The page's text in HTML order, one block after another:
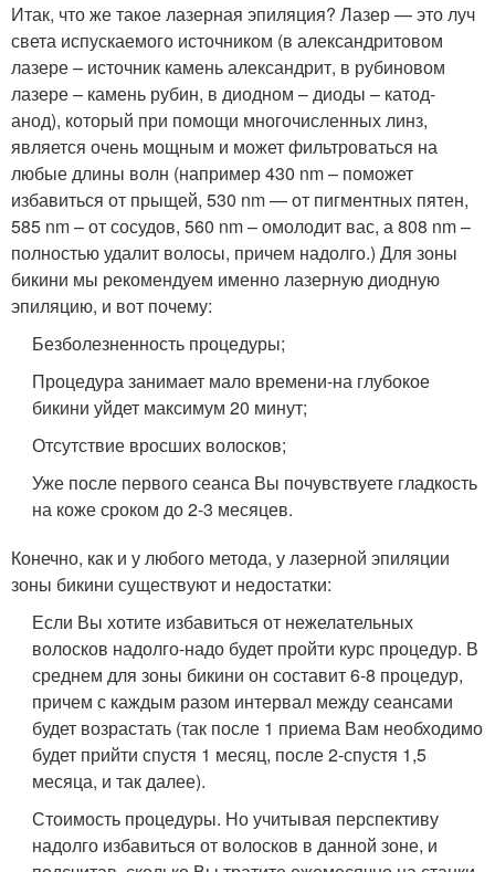
Итак, что же такое лазерная эпиляция? Лазер — это луч
света испускаемого источником (в александритовом
лазере – источник камень александрит, в рубиновом
лазере – камень рубин, в диодном – диоды – катод-
анод), который при помощи многочисленных линз,
является очень мощным и может фильтроваться на
любые длины волн (например 430 nm – поможет
избавиться от прыщей, 530 nm — от пигментных пятен,
585 nm – от сосудов, 560 nm – омолодит вас, а 808 nm –
полностью удалит волосы, причем надолго.) Для зоны
бикини мы рекомендуем именно лазерную диодную
эпиляцию, и вот почему:
Безболезненность процедуры;
Процедура занимает мало времени-на глубокое
бикини уйдет максимум 20 минут;
Отсутствие вросших волосков;
Уже после первого сеанса Вы почувствуете гладкость
на коже сроком до 2-3 месяцев.
Конечно, как и у любого метода, у лазерной эпиляции
зоны бикини существуют и недостатки:
Если Вы хотите избавиться от нежелательных
волосков надолго-надо будет пройти курс процедур. В
среднем для зоны бикини он составит 6-8 процедур,
причем с каждым разом интервал между сеансами
будет возрастать (так после 1 приема Вам необходимо
будет прийти спустя 1 месяц, после 2-спустя 1,5
месяца, и так далее).
Стоимость процедуры. Но учитывая перспективу
надолго избавиться от волосков в данной зоне, и